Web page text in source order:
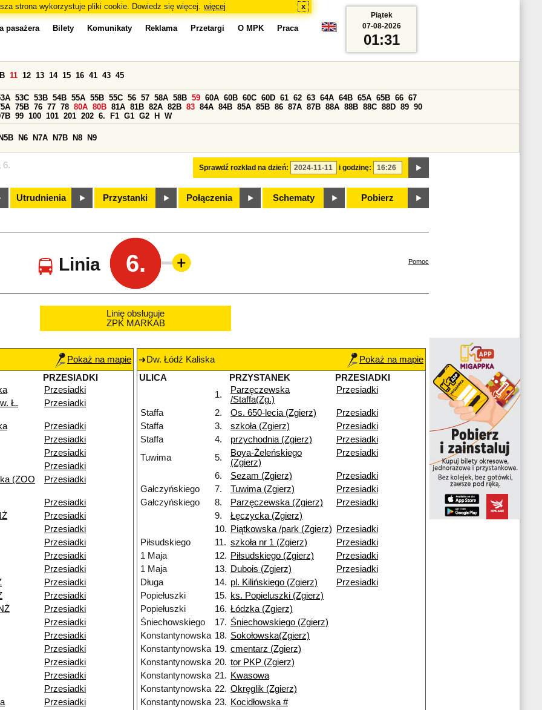
strona wykorzystuje pliki cookie. Dowiedz się więcej. więcej x
6.
pasażera Bilety Komunikaty Reklama Przetargi O MPK Praca
Sprawdź rozkład na dzień: i godzinę:
11 12 13 14 15 16 41 43 45
53C 53B 54B 55A 55B 55C 56 57 58A 58B 59 60A 60B 60C 60D 61 62 63 64A 64B 65A 65B 66 67
75B 76 77 78 80A 80B 81A 81B 82A 82B 83 84A 84B 85A 85B 86 87A 87B 88A 88B 88C 88D 89 90
99 100 101 201 202 6. F1 G1 G2 H W
N6 N7A N7B N8 N9
Utrudnienia Przystanki Połączenia Schematy Pobierz
Piątek
07-08-2026
01:31
Linia 6. Pomoc
Linię obsługuje
ZPK MARKAB
Pokaż na mapie
PRZESIADKI
Przesiadki
Ł.
Przesiadki
Przesiadki
Przesiadki
Przesiadki
Przesiadki
(ZOO
Przesiadki
Przesiadki
Przesiadki
Przesiadki
Przesiadki
Przesiadki
Przesiadki
Przesiadki
Przesiadki
Przesiadki
Przesiadki
Przesiadki
Przesiadki
Przesiadki
Przesiadki
Przesiadki
Przesiadki
Dw. Łódź Kaliska
Pokaż na mapie
ULICA
PRZYSTANEK
PRZESIADKI
1.
Parzęczewska
/Staffa(Zg.)
Przesiadki
Staffa 2. Os. 650-lecia (Zgierz)
Przesiadki
Staffa
3. szkoła (Zgierz)
Przesiadki
Staffa
4. przychodnia (Zgierz)
Przesiadki
Tuwima
5.
Boya-Żeleńskiego
(Zgierz)
Przesiadki
6. Sezam (Zgierz)
Przesiadki
Gałczyńskiego
7. Tuwima (Zgierz)
Przesiadki
Gałczyńskiego
8. Parzęczewska (Zgierz)
Przesiadki
9.
Łęczycka (Zgierz)
10. Piątkowska /park (Zgierz)
Przesiadki
Piłsudskiego
11. szkoła nr 1 (Zgierz)
Przesiadki
1 Maja
12. Piłsudskiego (Zgierz)
Przesiadki
1 Maja
13. Dubois (Zgierz)
Przesiadki
Długa
14. pl. Kilińskiego (Zgierz)
Przesiadki
Popiełuszki
15. ks. Popieluszki (Zgierz)
Popiełuszki
16. Łódzka (Zgierz)
Śniechowskiego
17. Śniechowskiego (Zgierz)
Konstantynowska 18. Sokołowska(Zgierz)
Konstantynowska 19. cmentarz (Zgierz)
Konstantynowska 20. tor PKP (Zgierz)
Konstantynowska 21. Kwasowa
Konstantynowska 22. Okręglik (Zgierz)
Konstantynowska 23. Kocidłowska #